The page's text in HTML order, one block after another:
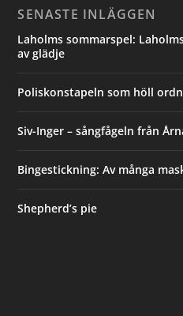
SENASTE INLÄGGEN
Laholms sommarspel:
av glädje
Poliskonstapeln som höll
Siv-Inger – sångfågeln från
Bingestickning: Av många
Shepherd’s pie